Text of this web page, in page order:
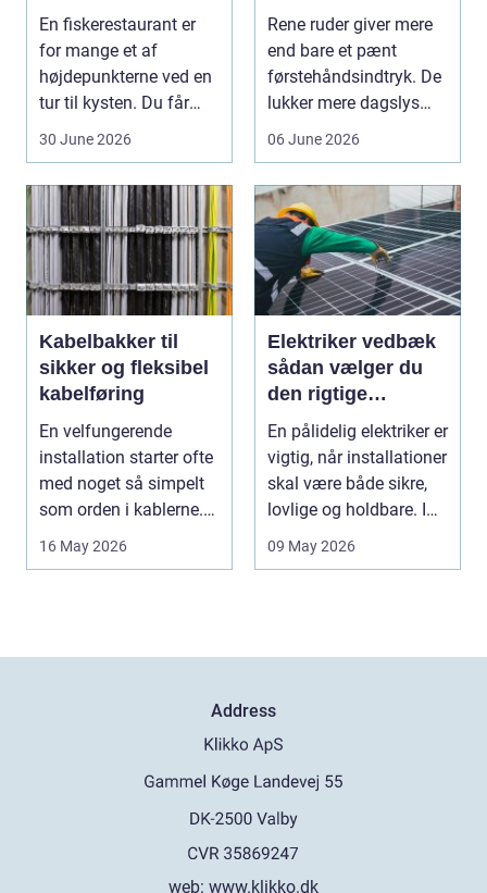
afslappet
atmosfære
En fiskerestaurant er
for mange et af
højdepunkterne ved en
tur til kysten. Du får
30 June 2026
erhverv
Rene ruder giver mere
end bare et pænt
førstehåndsindtryk. De
lukker mere dagslys
06 June 2026
Kabelbakker til
sikker og fleksibel
kabelføring
En velfungerende
installation starter ofte
med noget så simpelt
som orden i kablerne.
16 May 2026
Elektriker vedbæk
sådan vælger du
den rigtige
fagmand
En pålidelig elektriker er
vigtig, når installationer
skal være både sikre,
lovlige og holdbare. I
09 May 2026
Address
web: www.klikko.dk